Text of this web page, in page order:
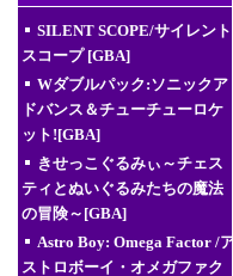
SILENT SCOPE/サイレント
スコープ [GBA]
Wダブルパック:ソニックア
ドバンス＆チューチューロケ
ット![GBA]
きせっこぐるみぃ～チェス
ティとぬいぐるみたちの魔法
の冒険～[GBA]
Astro Boy: Omega Factor /ア
ストロボーイ・オメガファク